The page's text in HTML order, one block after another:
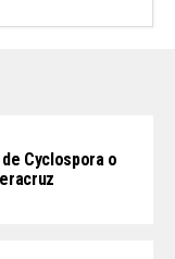
Cyclospora o